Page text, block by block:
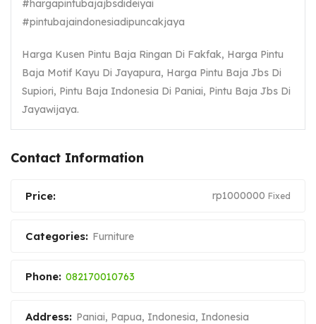
#hargapintubajajbsdideiyai
#pintubajaindonesiadipuncakjaya
Harga Kusen Pintu Baja Ringan Di Fakfak, Harga Pintu
Baja Motif Kayu Di Jayapura, Harga Pintu Baja Jbs Di
Supiori, Pintu Baja Indonesia Di Paniai, Pintu Baja Jbs Di
Jayawijaya.
Contact Information
Price: rp1000000 Fixed
Categories: Furniture
Phone: 082170010763
Address: Paniai, Papua, Indonesia, Indonesia